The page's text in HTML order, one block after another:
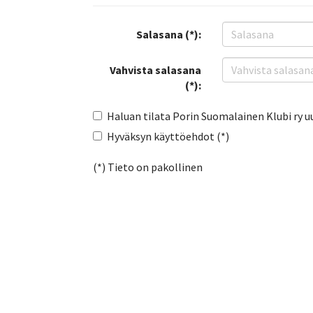
Salasana (*):
Vahvista salasana
(*):
Haluan tilata Porin Suomalainen Klubi ry
Hyväksyn käyttöehdot (*)
(*) Tieto on pakollinen